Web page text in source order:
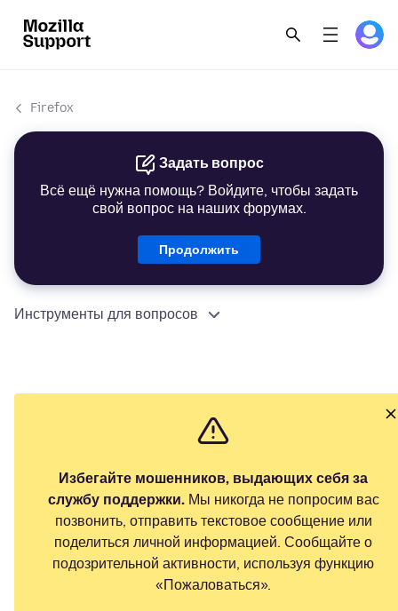
Firefox
Задать вопрос
Всё ещё нужна помощь? Войдите, чтобы задать
свой вопрос на наших форумах.
Продолжить
Инструменты для вопросов
Избегайте мошенников, выдающих себя за
службу поддержки.Мы никогда не попросим вас
позвонить, отправить текстовое сообщение или
поделиться личной информацией. Сообщайте о
подозрительной активности, используя функцию
«Пожаловаться».